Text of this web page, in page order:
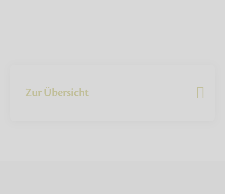
Zur Übersicht